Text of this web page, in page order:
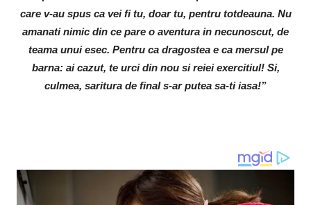
care v-au spus ca vei fi tu, doar tu, pentru totdeauna. Nu
amanati nimic din ce pare o aventura in necunoscut, de
teama unui esec. Pentru ca dragostea e ca mersul pe
barna: ai cazut, te urci din nou si reiei exercitiul! Si,
culmea, saritura de final s-ar putea sa-ti iasa!”